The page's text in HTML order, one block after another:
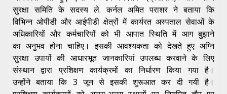
सुरक्षा समिति के सदस्य ले. कर्नल अमित पराशर ने बताया कि
विभिन्न ओपीडी और आईपीडी क्षेत्रों में कार्यरत अस्पताल सेवाओं के
अधिकारियों और कर्मचारियों को भी आपात स्थिति में आग बुझाने
का अनुभव होना चाहिए। इसकी आवश्यकता को देखते हुए अग्नि
सुरक्षा उपायों की आधारभूत जानकारियां उपलब्ध करवाने के लिए
संस्थान द्वारा प्रशिक्षण कार्यक्रमों का निर्धारण किया गया है।
उन्होंने बताया कि 3 जून से इसकी शुरूआत कर दी गयी है।